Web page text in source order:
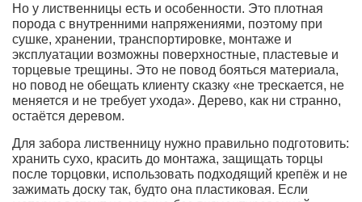
Но у лиственницы есть и особенности. Это плотная
порода с внутренними напряжениями, поэтому при
сушке, хранении, транспортировке, монтаже и
эксплуатации возможны поверхностные, пластевые и
торцевые трещины. Это не повод бояться материала,
но повод не обещать клиенту сказку «не трескается, не
меняется и не требует ухода». Дерево, как ни странно,
остаётся деревом.
Для забора лиственницу нужно правильно подготовить:
хранить сухо, красить до монтажа, защищать торцы
после торцовки, использовать подходящий крепёж и не
зажимать доску так, будто она пластиковая. Если